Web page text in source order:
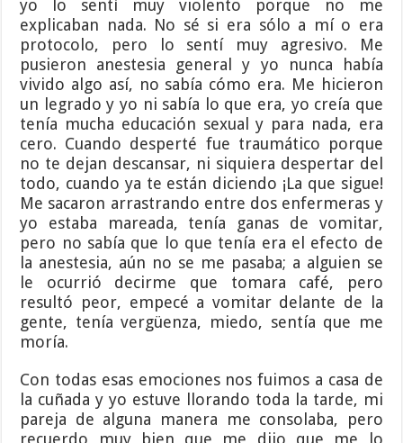
yo lo sentí muy violento porque no me
explicaban nada. No sé si era sólo a mí o era
protocolo, pero lo sentí muy agresivo. Me
pusieron anestesia general y yo nunca había
vivido algo así, no sabía cómo era. Me hicieron
un legrado y yo ni sabía lo que era, yo creía que
tenía mucha educación sexual y para nada, era
cero. Cuando desperté fue traumático porque
no te dejan descansar, ni siquiera despertar del
todo, cuando ya te están diciendo ¡La que sigue!
Me sacaron arrastrando entre dos enfermeras y
yo estaba mareada, tenía ganas de vomitar,
pero no sabía que lo que tenía era el efecto de
la anestesia, aún no se me pasaba; a alguien se
le ocurrió decirme que tomara café, pero
resultó peor, empecé a vomitar delante de la
gente, tenía vergüenza, miedo, sentía que me
moría.
Con todas esas emociones nos fuimos a casa de
la cuñada y yo estuve llorando toda la tarde, mi
pareja de alguna manera me consolaba, pero
recuerdo muy bien que me dijo que me lo